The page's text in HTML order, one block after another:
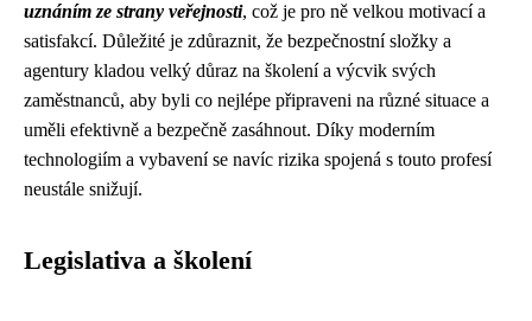
uznáním ze strany veřejnosti, což je pro ně velkou motivací a
satisfakcí. Důležité je zdůraznit, že bezpečnostní složky a
agentury kladou velký důraz na školení a výcvik svých
zaměstnanců, aby byli co nejlépe připraveni na různé situace a
uměli efektivně a bezpečně zasáhnout. Díky moderním
technologiím a vybavení se navíc rizika spojená s touto profesí
neustále snižují.
Legislativa a školení